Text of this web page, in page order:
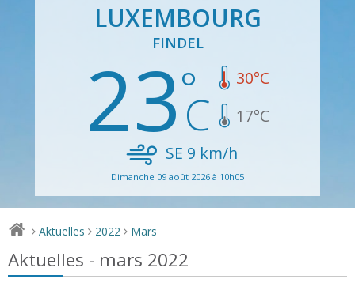
LUXEMBOURG
FINDEL
23 30°C
17°C
SE 9 km/h
Dimanche 09 août 2026 à 10h05
> Aktuelles > 2022 > Mars
Aktuelles - mars 2022